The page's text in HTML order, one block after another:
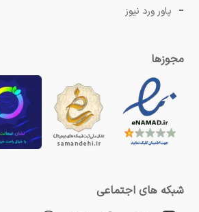
پاور ورد نیوز
مجوزها
شبکه های اجتماعی